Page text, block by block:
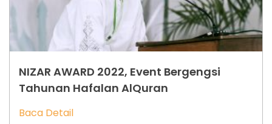
NIZAR AWARD 2022, Event Bergengsi
Tahunan Hafalan AlQuran
Baca Detail